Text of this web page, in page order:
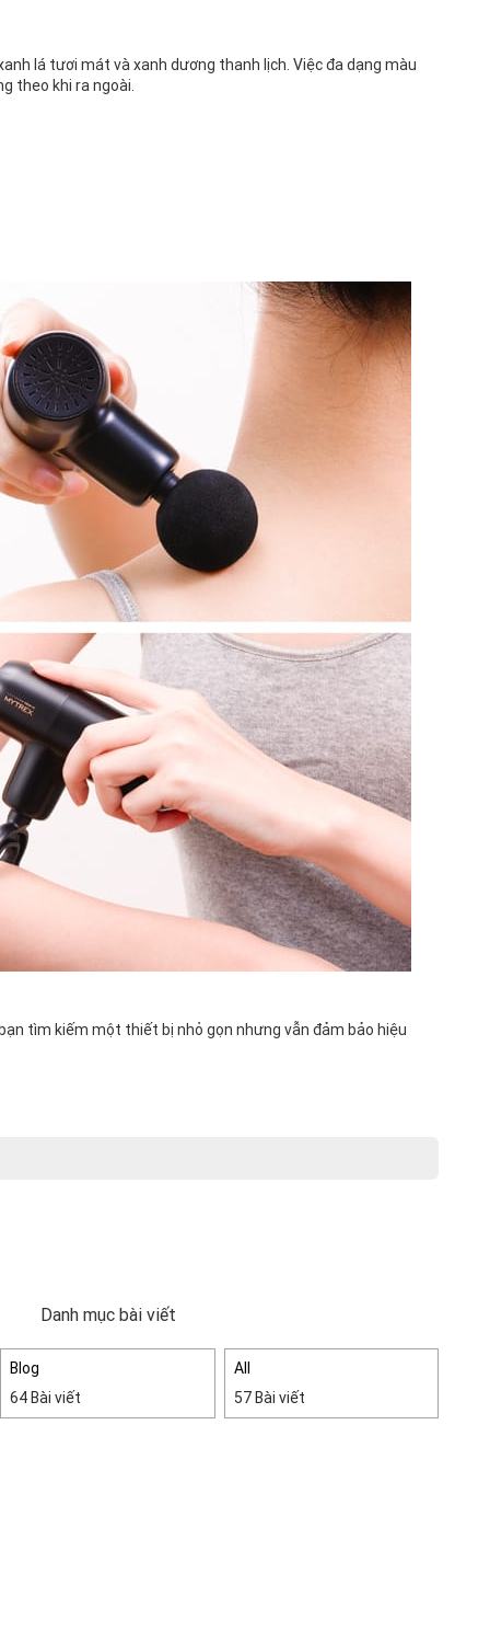
lá tươi mát và xanh dương thanh lịch. Việc đa dạng màu
theo khi ra ngoài.
tìm kiếm một thiết bị nhỏ gọn nhưng vẫn đảm bảo hiệu
Danh mục bài viết
Blog
64 Bài viết
All
57 Bài viết